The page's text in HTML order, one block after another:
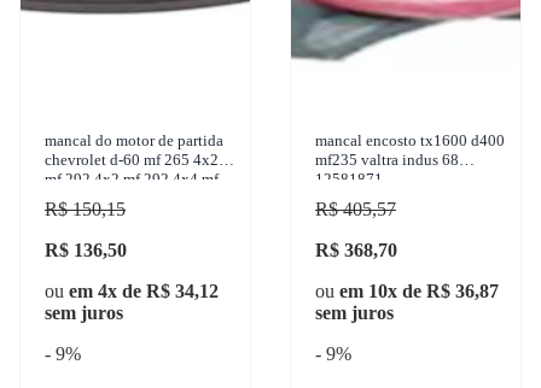
mancal do motor de partida
chevrolet d-60 mf 265 4x2
mf 292 4x2 mf 292 4x4 mf
265 1950-2004 zen - 2395
R$ 150,15
R$ 136,50
ou em 4x de R$ 34,12
sem juros
- 9%
mancal encosto tx1600 d400
mf235 valtra indus 68
12581871
R$ 405,57
R$ 368,70
ou em 10x de R$ 36,87
sem juros
- 9%